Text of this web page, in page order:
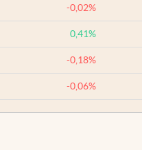
-0,02%
0,41%
-0,18%
-0,06%